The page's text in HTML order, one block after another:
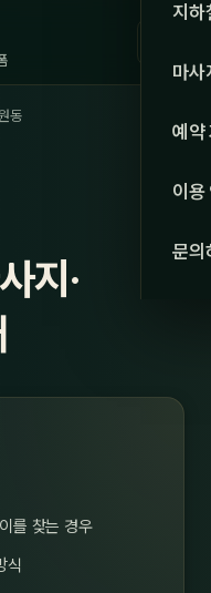
서울
강원·
강원
충북
지하
마사
관리
스
예약
이용
문의
동
지·
를 찾는 경우
식